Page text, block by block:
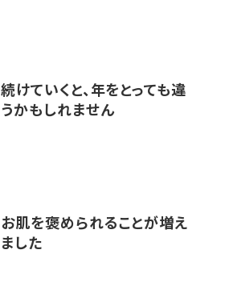
続けていくと、年をとっても違
うかもしれません
お肌を褒められることが増え
ました